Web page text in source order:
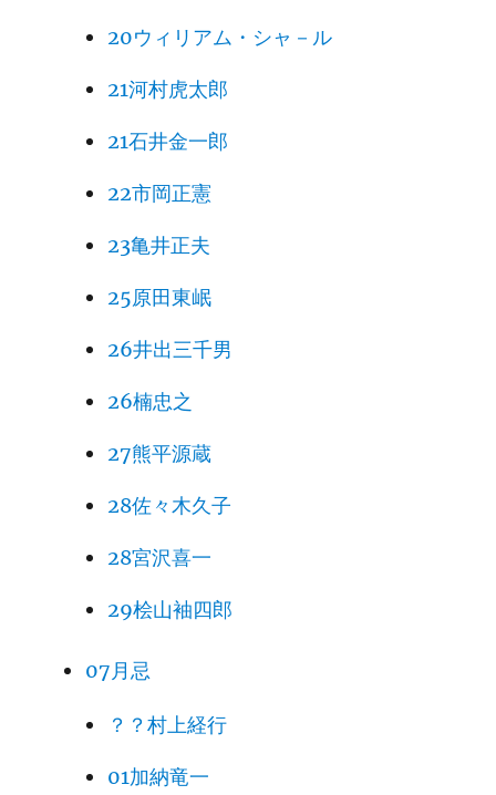
20ウィリアム・シャ－ル
21河村虎太郎
21石井金一郎
22市岡正憲
23亀井正夫
25原田東岷
26井出三千男
26楠忠之
27熊平源蔵
28佐々木久子
28宮沢喜一
29桧山袖四郎
07月忌
？？村上経行
01加納竜一